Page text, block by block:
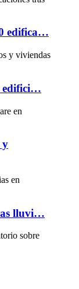
edifica…
edifici…
y
lluvi…